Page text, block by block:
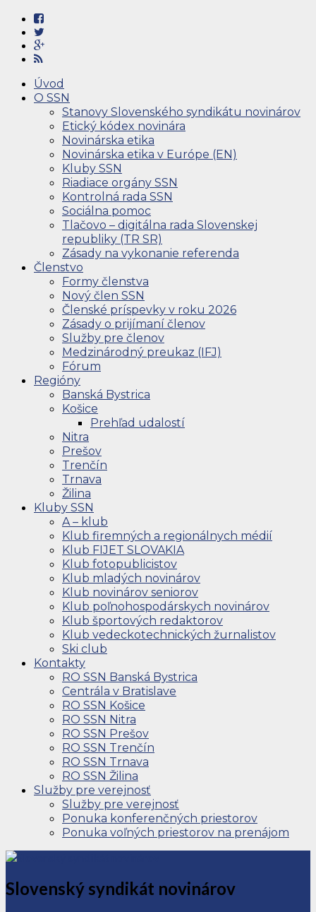
Úvod
O SSN
Stanovy Slovenského syndikátu novinárov
Etický kódex novinára
Novinárska etika
Novinárska etika v Európe (EN)
Kluby SSN
Riadiace orgány SSN
Kontrolná rada SSN
Sociálna pomoc
Tlačovo – digitálna rada Slovenskej
republiky (TR SR)
Zásady na vykonanie referenda
Členstvo
Formy členstva
Nový člen SSN
Členské príspevky v roku 2026
Zásady o prijímaní členov
Služby pre členov
Medzinárodný preukaz (IFJ)
Fórum
Regióny
Banská Bystrica
Košice
Prehľad udalostí
Nitra
Prešov
Trenčín
Trnava
Žilina
Kluby SSN
A – klub
Klub firemných a regionálnych médií
Klub FIJET SLOVAKIA
Klub fotopublicistov
Klub mladých novinárov
Klub novinárov seniorov
Klub poľnohospodárskych novinárov
Klub športových redaktorov
Klub vedeckotechnických žurnalistov
Ski club
Kontakty
RO SSN Banská Bystrica
Centrála v Bratislave
RO SSN Košice
RO SSN Nitra
RO SSN Prešov
RO SSN Trenčín
RO SSN Trnava
RO SSN Žilina
Služby pre verejnosť
Služby pre verejnosť
Ponuka konferenčných priestorov
Ponuka voľných priestorov na prenájom
Slovenský syndikát novinárov